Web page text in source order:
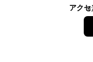
アクセ